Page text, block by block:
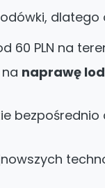
dlatego
60 PLN na
naprawę